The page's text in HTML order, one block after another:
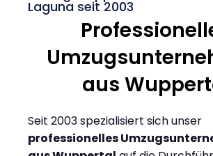
Laguna seit 2003
aus
Seit 2003 spezialisiert sich unser
professionelles